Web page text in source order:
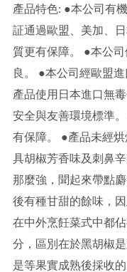
產品特色: ●本公司有
証通過歐盟、美加、
質更有保障。 ●本公
良。 ●本公司經歐盟
產品使用日本進口無
安全與友善環境標準
有保障。 ●產品未經
具胡椒芳香味及刺鼻
那麼強，聞起來帶點
後有種甘甜的餘味，
在中外烹飪菜式中都
分，區別在於黑胡椒
是等果實成熟後採收